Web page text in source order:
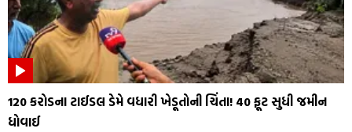
₹120 કરોડના ટાઈડલ ડેમે વધારી ખેડૂતોની ચિંતા! 40 ફૂટ સુધી જમીન
ધોવાઈ